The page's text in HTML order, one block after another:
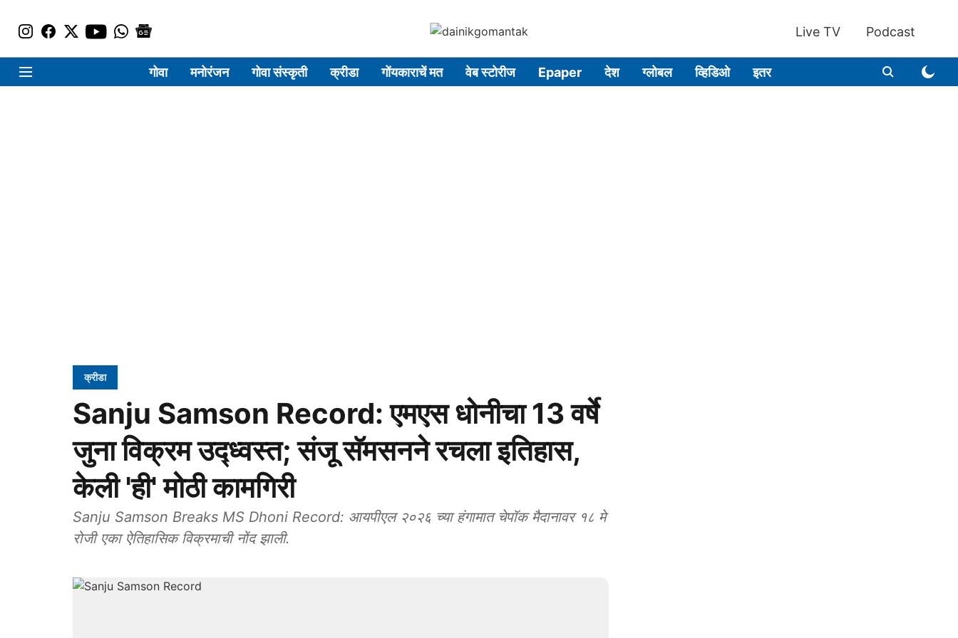
Live TV Podcast
गोवा मनोरंजन गोवा संस्कृती क्रीडा गोंयकाराचें मत वेब स्टोरीज Epaper देश ग्लोबल व्हिडिओ इतर
क्रीडा
Sanju Samson Record: एमएस धोनीचा 13 वर्षे
जुना विक्रम उद्ध्वस्त; संजू सॅमसनने रचला इतिहास,
केली 'ही' मोठी कामगिरी
Sanju Samson Breaks MS Dhoni Record: आयपीएल २०२६ च्या हंगामात चेपॉक मैदानावर १८ मे
रोजी एका ऐतिहासिक विक्रमाची नोंद झाली.